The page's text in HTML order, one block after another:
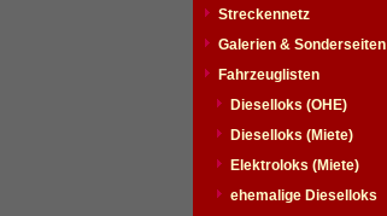
Streckennetz
Galerien & Sonderseiten
Fahrzeuglisten
Dieselloks (OHE)
Dieselloks (Miete)
Elektroloks (Miete)
ehemalige Dieselloks